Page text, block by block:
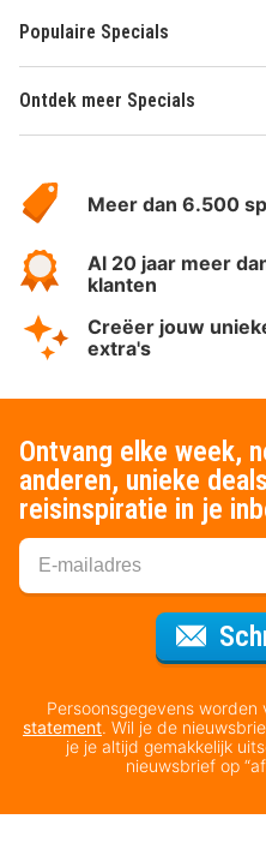
Populaire Specials
Ontdek meer Specials
HotelSpecials
Meer dan 6.500
Al 20 jaar meer
klanten
Creëer jouw
extra's
Ontvang elke week,
anderen, unieke
reisinspiratie in je
Persoonsgegevens
statement. Wil je de
je je altijd gemakkelijk
nieuwsbrief op